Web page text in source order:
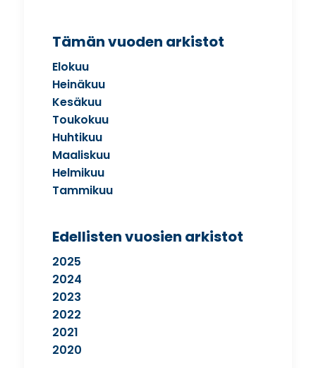
Tämän vuoden arkistot
Elokuu
Heinäkuu
Kesäkuu
Toukokuu
Huhtikuu
Maaliskuu
Helmikuu
Tammikuu
Edellisten vuosien arkistot
2025
2024
2023
2022
2021
2020